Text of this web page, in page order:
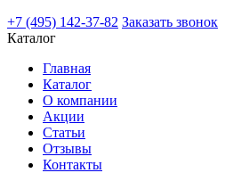
+7 (495) 142-37-82 Заказать звонок
Каталог
Главная
Каталог
О компании
Акции
Статьи
Отзывы
Контакты